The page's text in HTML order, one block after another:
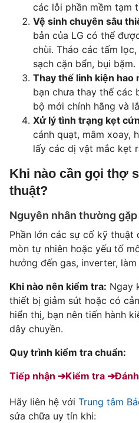
các lỗi phần mềm tạm
Vệ sinh chuyên sâu
bản của LG có thể
chùi. Tháo các tấm
sạch cặn bẩn, bụi bặm.
Thay thế linh kiện hao
bạn chưa thay thế các
bộ mới chính hãng và
Xử lý tình trạng kẹt
cánh quạt, mâm xoay,
lấy các dị vật mắc kẹt
Khi nào cần gọi thợ
thuật?
Nguyên nhân thường
Phần lớn các sự cố kỹ thuật
mòn tự nhiên hoặc yếu tố
hưởng đến gas, inverter, làm
Khi nào nên kiểm tra: Ngay
thiết bị giảm sút hoặc có
hiển thị, bạn nên tiến hành
dây chuyền.
Quy trình kiểm tra chuẩn:
Tiếp nhận ➔Kiểm tra ➔
Hãy liên hệ với Trung tâm
sửa chữa uy tín khi: